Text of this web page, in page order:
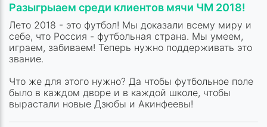
Разыгрыаем среди клиентов мячи ЧМ 2018!
Лето 2018 - это футбол! Мы доказали всему миру и
себе, что Россия - футбольная страна. Мы умеем,
играем, забиваем! Теперь нужно поддерживать это
звание.
Что же для этого нужно? Да чтобы футбольное поле
было в каждом дворе и в каждой школе, чтобы
вырастали новые Дзюбы и Акинфеевы!